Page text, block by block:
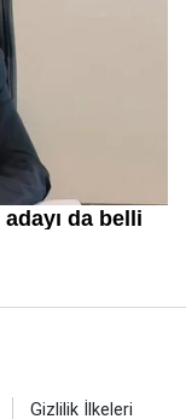
Gizlilik İlkeleri